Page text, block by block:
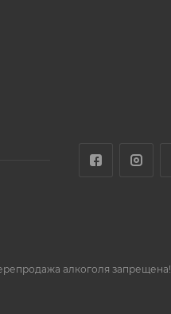
алкоголя запрещена!